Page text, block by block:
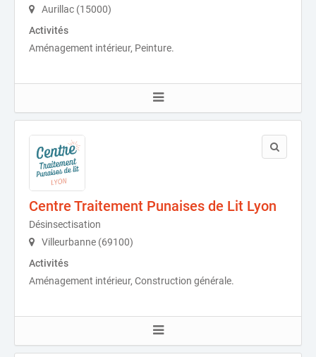
Aurillac (15000)
Activités
Aménagement intérieur, Peinture.
Centre Traitement Punaises de Lit Lyon
Désinsectisation
Villeurbanne (69100)
Activités
Aménagement intérieur, Construction générale.